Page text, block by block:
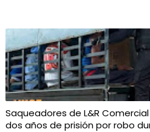
Saqueadores de L&R
dos años de prisión por robo